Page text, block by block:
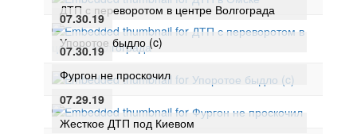
ДТП с переворотом в центре Волгограда
07.30.19
Упоротое быдло (c)
07.30.19
Фургон не проскочил
07.29.19
Жесткое ДТП под Киевом